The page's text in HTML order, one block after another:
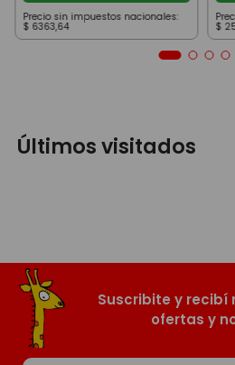
Precio sin impuestos nacionales:
$ 6363,64 $
Últimos visitados
Suscribite y recibí
ofertas y